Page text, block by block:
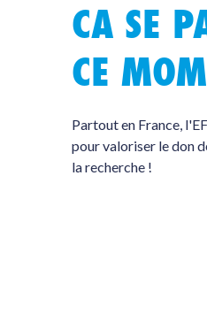
CA SE
CE
Partout en France,
pour valoriser le don
la recherche !